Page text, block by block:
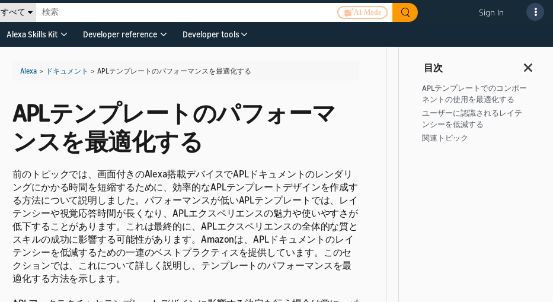
すべて AI Mode Sign In
Alexa Skills Kit Developer reference Developer tools
Alexa > ドキュメント > APLテンプレートのパフォーマンスを最適化する
APLテンプレートのパフォーマ
ンスを最適化する
前のトピックでは、画面付きのAlexa搭載デバイスでAPLドキュメントのレンダリ
ングにかかる時間を短縮するために、効率的なAPLテンプレートデザインを作成す
る方法について説明しました。パフォーマンスが低いAPLテンプレートでは、レイ
テンシーや視覚応答時間が長くなり、APLエクスペリエンスの魅力や使いやすさが
低下することがあります。これは最終的に、APLエクスペリエンスの全体的な質と
スキルの成功に影響する可能性があります。Amazonは、APLドキュメントのレイ
テンシーを低減するための一連のベストプラクティスを提供しています。このセ
クションでは、これについて詳しく説明し、テンプレートのパフォーマンスを最
適化する方法を示します。
APLテンプレートでのコンポー
ネントの使用を最適化する
ユーザーに認識されるレイテ
ンシーを低減する
関連トピック